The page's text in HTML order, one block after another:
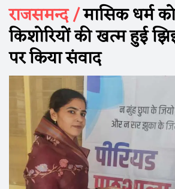
राजसमन्द /मासिक धर्म
किशोरियों की खत्म हुई
पर किया संवाद